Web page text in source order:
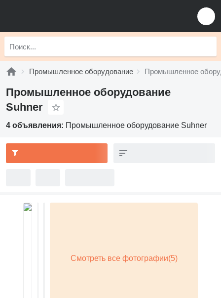
Промышленное оборудование Промышленное
Промышленное оборудование
Suhner
4 объявления: Промышленное оборудование Suhner